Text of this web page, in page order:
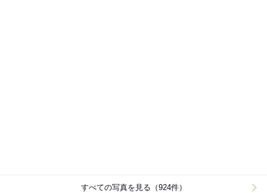
すべての写真を見る（924件）